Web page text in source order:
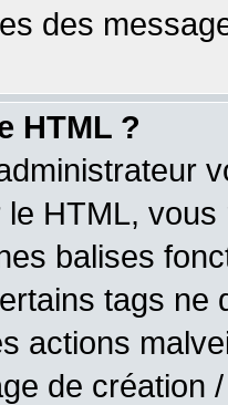
des
HTML ?
HTML,
balises
tags ne
actions
de création